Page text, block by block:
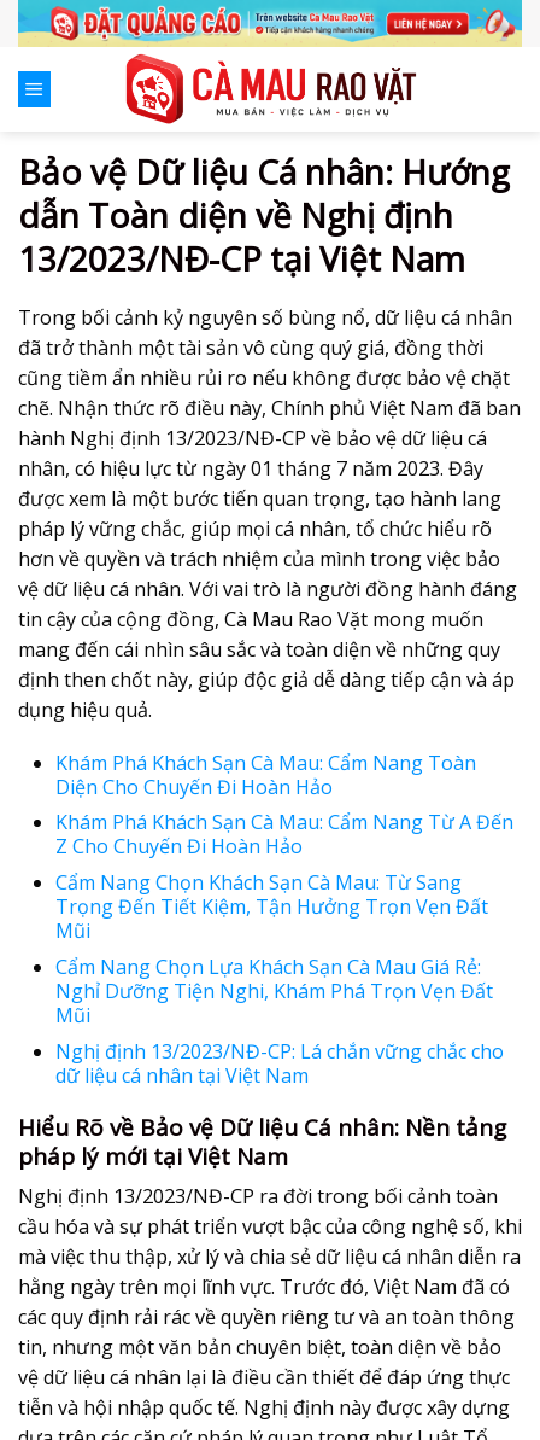
Skip
to
content
Bảo vệ Dữ liệu Cá nhân: Hướng
dẫn Toàn diện về Nghị định
13/2023/NĐ-CP tại Việt Nam
Trong bối cảnh kỷ nguyên số bùng nổ, dữ liệu cá nhân
đã trở thành một tài sản vô cùng quý giá, đồng thời
cũng tiềm ẩn nhiều rủi ro nếu không được bảo vệ chặt
chẽ. Nhận thức rõ điều này, Chính phủ Việt Nam đã ban
hành Nghị định 13/2023/NĐ-CP về bảo vệ dữ liệu cá
nhân, có hiệu lực từ ngày 01 tháng 7 năm 2023. Đây
được xem là một bước tiến quan trọng, tạo hành lang
pháp lý vững chắc, giúp mọi cá nhân, tổ chức hiểu rõ
hơn về quyền và trách nhiệm của mình trong việc bảo
vệ dữ liệu cá nhân. Với vai trò là người đồng hành đáng
tin cậy của cộng đồng, Cà Mau Rao Vặt mong muốn
mang đến cái nhìn sâu sắc và toàn diện về những quy
định then chốt này, giúp độc giả dễ dàng tiếp cận và áp
dụng hiệu quả.
Khám Phá Khách Sạn Cà Mau: Cẩm Nang Toàn
Diện Cho Chuyến Đi Hoàn Hảo
Khám Phá Khách Sạn Cà Mau: Cẩm Nang Từ A Đến
Z Cho Chuyến Đi Hoàn Hảo
Cẩm Nang Chọn Khách Sạn Cà Mau: Từ Sang
Trọng Đến Tiết Kiệm, Tận Hưởng Trọn Vẹn Đất
Mũi
Cẩm Nang Chọn Lựa Khách Sạn Cà Mau Giá Rẻ:
Nghỉ Dưỡng Tiện Nghi, Khám Phá Trọn Vẹn Đất
Mũi
Nghị định 13/2023/NĐ-CP: Lá chắn vững chắc cho
dữ liệu cá nhân tại Việt Nam
Hiểu Rõ về Bảo vệ Dữ liệu Cá nhân: Nền tảng
pháp lý mới tại Việt Nam
Nghị định 13/2023/NĐ-CP ra đời trong bối cảnh toàn
cầu hóa và sự phát triển vượt bậc của công nghệ số, khi
mà việc thu thập, xử lý và chia sẻ dữ liệu cá nhân diễn ra
hằng ngày trên mọi lĩnh vực. Trước đó, Việt Nam đã có
các quy định rải rác về quyền riêng tư và an toàn thông
tin, nhưng một văn bản chuyên biệt, toàn diện về bảo
vệ dữ liệu cá nhân lại là điều cần thiết để đáp ứng thực
tiễn và hội nhập quốc tế. Nghị định này được xây dựng